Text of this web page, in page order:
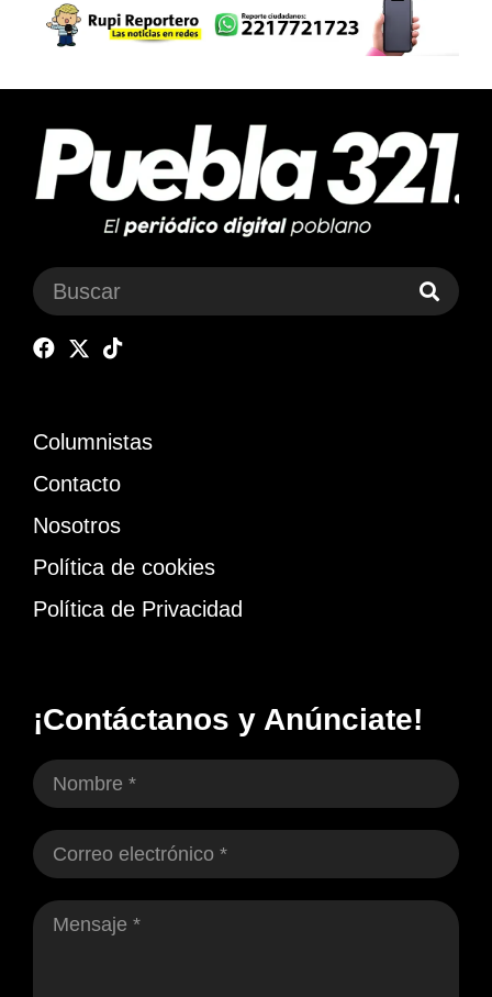
Columnistas
Contacto
Nosotros
Política de cookies
Política de Privacidad
¡Contáctanos y Anúnciate!